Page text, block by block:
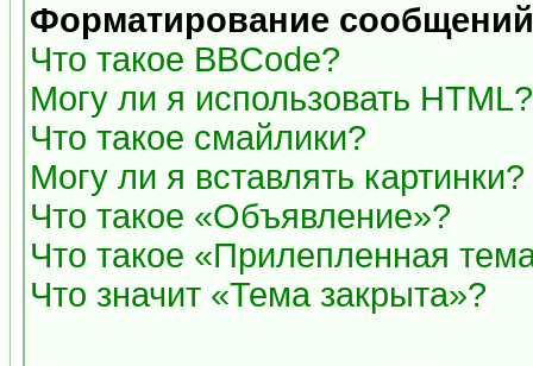
Форматирование
Что такое BBCode?
Могу ли я использовать HTML?
Что такое смайлики?
Могу ли я вставлять картинки?
Что такое «Объявление»?
Что такое «Прилепленная
Что значит «Тема закрыта»?